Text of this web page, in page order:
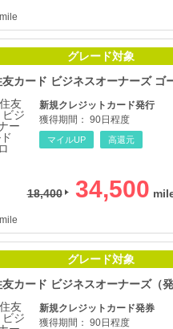
グレード対象
新規クレジットカード発行
獲得期間： 90日程度
マイルUP 高還元
18,400 34,500
グレード対象
友カード ビジネスオーナーズ（
新規クレジットカード発券
獲得期間： 90日程度